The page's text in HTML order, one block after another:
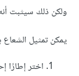
ولكن ذلك سيثبت
يمكن تمثيل الشعاع
اختر إطارًا